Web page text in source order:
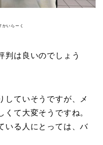
かいらーく
判は良いのでしょう
していそうですが、メ
くて大変そうですね。
いる人にとっては、バ